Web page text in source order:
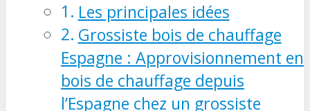
Les principales idées
Grossiste bois de chauffage
Espagne : Approvisionnement en
bois de chauffage depuis
l’Espagne chez un grossiste